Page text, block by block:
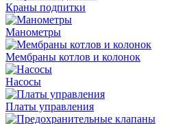
Краны подпитки
Манометры
Мембраны котлов и колонок
Насосы
Платы управления